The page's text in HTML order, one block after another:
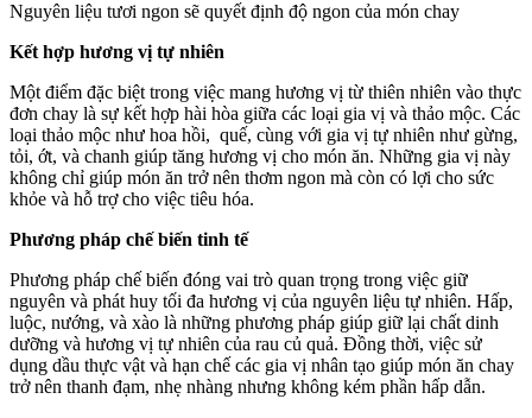
Nguyên liệu tươi ngon sẽ quyết định độ ngon của món chay
Kết hợp hương vị tự nhiên
Một điểm đặc biệt trong việc mang hương vị từ thiên nhiên vào thực
đơn chay là sự kết hợp hài hòa giữa các loại gia vị và thảo mộc. Các
loại thảo mộc như hoa hồi, quế, cùng với gia vị tự nhiên như gừng,
tỏi, ớt, và chanh giúp tăng hương vị cho món ăn. Những gia vị này
không chỉ giúp món ăn trở nên thơm ngon mà còn có lợi cho sức
khỏe và hỗ trợ cho việc tiêu hóa.
Phương pháp chế biến tinh tế
Phương pháp chế biến đóng vai trò quan trọng trong việc giữ
nguyên và phát huy tối đa hương vị của nguyên liệu tự nhiên. Hấp,
luộc, nướng, và xào là những phương pháp giúp giữ lại chất dinh
dưỡng và hương vị tự nhiên của rau củ quả. Đồng thời, việc sử
dụng dầu thực vật và hạn chế các gia vị nhân tạo giúp món ăn chay
trở nên thanh đạm, nhẹ nhàng nhưng không kém phần hấp dẫn.